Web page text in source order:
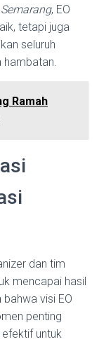
, EO
tetapi juga
seluruh
hambatan.
Ramah
dan tim
mencapai hasil
visi EO
penting
untuk